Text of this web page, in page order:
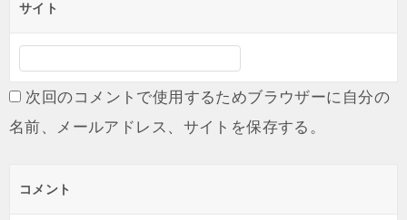
サイト
次回のコメントで使用するためブラウザーに自分の
名前、メールアドレス、サイトを保存する。
コメント